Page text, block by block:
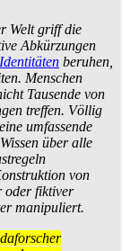
Welt griff die
Abkürzungen
Identitäten beruhen,
Menschen
Tausende von
treffen. Völlig
umfassende
über alle
von
oder fiktiver
manipuliert.